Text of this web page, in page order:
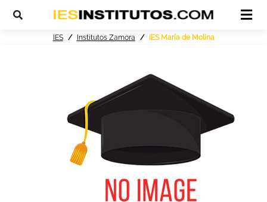
IES Institutos Zamora IES María de Molina